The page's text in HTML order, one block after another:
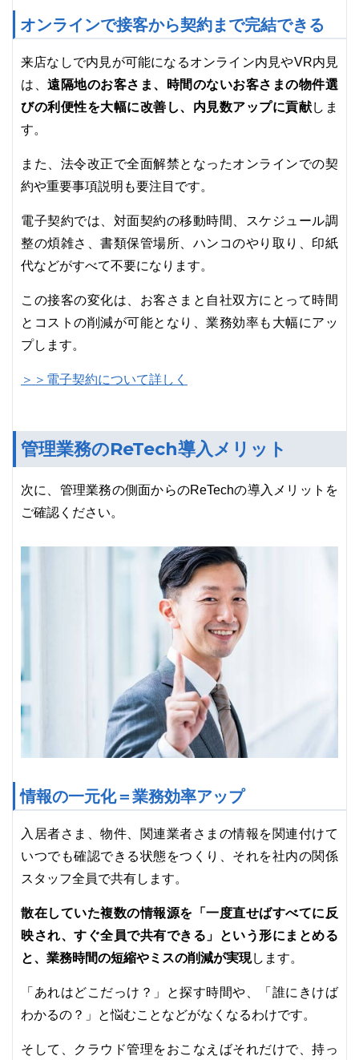
オンラインで接客から契約まで完結できる
来店なしで内見が可能になるオンライン内見やVR内見
は、遠隔地のお客さま、時間のないお客さまの物件選
びの利便性を大幅に改善し、内見数アップに貢献しま
す。
また、法令改正で全面解禁となったオンラインでの契
約や重要事項説明も要注目です。
電子契約では、対面契約の移動時間、スケジュール調
整の煩雑さ、書類保管場所、ハンコのやり取り、印紙
代などがすべて不要になります。
この接客の変化は、お客さまと自社双方にとって時間
とコストの削減が可能となり、業務効率も大幅にアッ
プします。
＞＞電子契約について詳しく
管理業務のReTech導入メリット
次に、管理業務の側面からのReTechの導入メリットを
ご確認ください。
情報の一元化＝業務効率アップ
入居者さま、物件、関連業者さまの情報を関連付けて
いつでも確認できる状態をつくり、それを社内の関係
スタッフ全員で共有します。
散在していた複数の情報源を「一度直せばすべてに反
映され、すぐ全員で共有できる」という形にまとめる
と、業務時間の短縮やミスの削減が実現します。
「あれはどこだっけ？」と探す時間や、「誰にきけば
わかるの？」と悩むことなどがなくなるわけです。
そして、クラウド管理をおこなえばそれだけで、持っ